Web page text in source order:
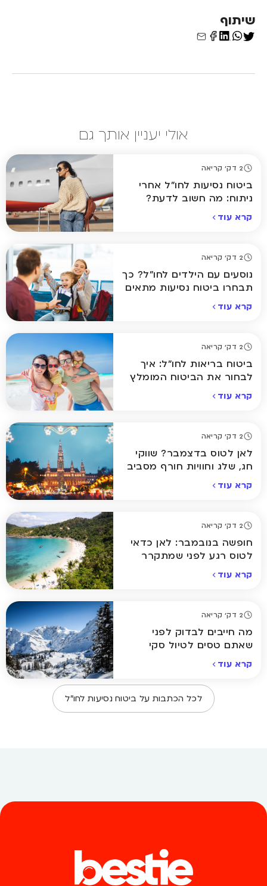
שיתוף
אולי יעניין אותך גם
2 דק' קריאה
ביטוח נסיעות לחו"ל אחרי
ניתוח: מה חשוב לדעת?
קרא עוד
2 דק' קריאה
נוסעים עם הילדים לחו"ל? כך
תבחרו ביטוח נסיעות מתאים
קרא עוד
2 דק' קריאה
ביטוח בריאות לחו"ל: איך
לבחור את הביטוח המומלץ
קרא עוד
2 דק' קריאה
לאן לטוס בדצמבר? שווקי
חג, שלג וחוויות חורף מסביב
קרא עוד
2 דק' קריאה
חופשה בנובמבר: לאן כדאי
לטוס רגע לפני שמתקרר
קרא עוד
2 דק' קריאה
מה חייבים לבדוק לפני
שאתם טסים לטיול סקי
קרא עוד
לכל הכתבות על ביטוח נסיעות לחו״ל